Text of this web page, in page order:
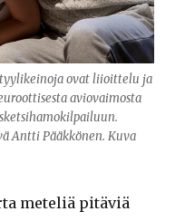
ovat liioittelu ja
aviovaimosta
Antti Pääkkönen. Kuva
meteliä pitäviä